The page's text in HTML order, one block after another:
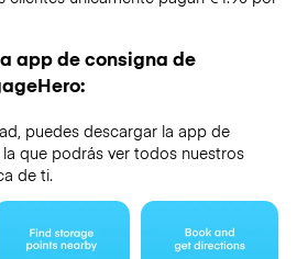
app de consigna de
puedes descargar la app de
que podrás ver todos nuestros
de ti.